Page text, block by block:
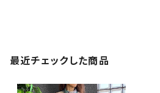
最近チェックした商品